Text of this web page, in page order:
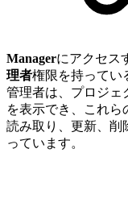
Managerにアクセス
理者権限を持ってい
管理者は、プロジェ
を表示でき、これら
読み取り、更新、削
っています。